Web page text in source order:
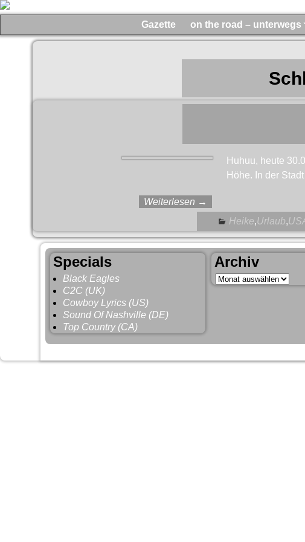
Gazette on the road – unterwegs
Huhuu, heute
Höhe. In der
Weiterlesen →
Heike,Urlaub,
Specials
Black Eagles
C2C (UK)
Cowboy Lyrics (US)
Sound Of Nashville (DE)
Top Country (CA)
Archiv